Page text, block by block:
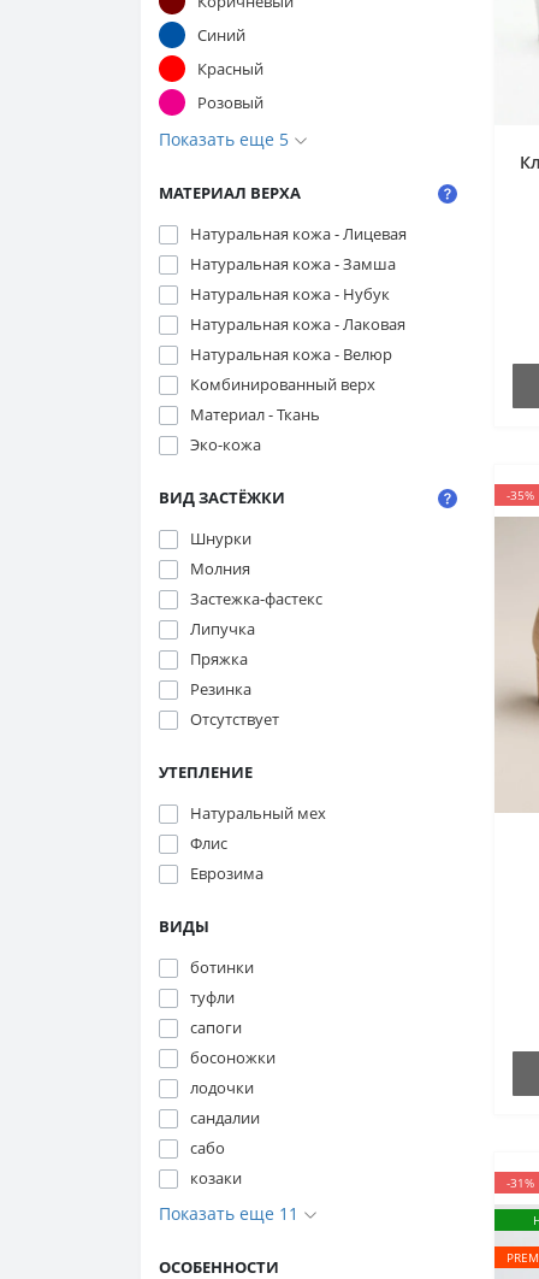
Синий
Красный
Розовый
Показать еще 5
МАТЕРИАЛ ВЕРХА
Натуральная кожа - Лицевая
Натуральная кожа - Замша
Натуральная кожа - Нубук
Натуральная кожа - Лаковая
Натуральная кожа - Велюр
Комбинированный верх
Материал - Ткань
Эко-кожа
ВИД ЗАСТЁЖКИ
Шнурки
Молния
Застежка-фастекс
Липучка
Пряжка
Резинка
Отсутствует
УТЕПЛЕНИЕ
Натуральный мех
Флис
Еврозима
ВИДЫ
ботинки
туфли
сапоги
босоножки
лодочки
сандалии
сабо
козаки
Показать еще 11
ОСОБЕННОСТИ
-35%
-31%